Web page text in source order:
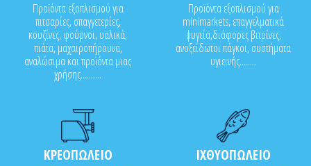
Προϊόντα εξοπλισμού για
πιτσαρίες, σπαγγετερίες,
κουζίνες, φούρνοι, υαλικά,
πιάτα, μαχαιροπήρουνα,
αναλώσιμα και προϊόντα μιας
χρήσης..........
Προϊόντα εξοπλισμού για
minimarkets, επαγγελματικά
ψυγεία,διάφορες βιτρίνες,
ανοξείδωτοι πάγκοι, συστήματα
υγιεινής........
ΚΡΕΟΠΩΛΕΙΟ ΙΧΘΥΟΠΩΛΕΙΟ